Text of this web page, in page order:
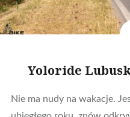
Yoloride
Nie ma nudy na wakacje.